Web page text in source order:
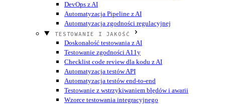
DevOps z AI
Automatyzacja Pipeline z AI
Automatyzacja zgodności regulacyjnej
TESTOWANIE I JAKOŚĆ
Doskonałość testowania z AI
Testowanie zgodności A11y
Checklist code review dla kodu z AI
Automatyzacja testów API
Automatyzacja testów end-to-end
Testowanie z wstrzykiwaniem błędów i awarii
Wzorce testowania integracyjnego